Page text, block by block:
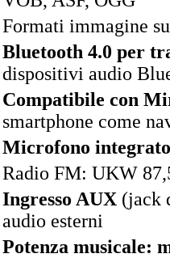
Formati immagine
Bluetooth 4.0 per
dispositivi audio
Compatibile con
smartphone come
Microfono
Radio FM: UKW
Ingresso AUX (jack
audio esterni
Potenza musicale: